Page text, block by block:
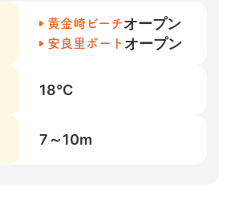
黄金崎ビーチオープン
安良里ボート オープン
18℃
7～10m